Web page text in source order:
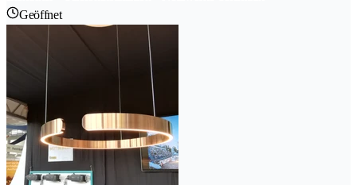
Geöffnet